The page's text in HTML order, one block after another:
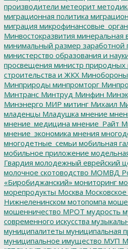
производители метеорит
миграционная политика
миграция
Минвостокразвития минеральная
минимальный размер заработной
министерство образования и
просвещения министр природных
строительства и ЖКХ
Минприроды минпромторг
Минтранс Минтруд Минфин
Минэнерго МИР митинг Михаил
младенцы Младушка мнение
мнение_медицина мнение_Райт
мнение_экономика мнения
многодетные_семьи мобильная
мобильное приложение
Гвардия молодежный еврейский
молочное скотоводство МОМВД
«Биробиджанский» мониторинг
морепродукты Москва
Нижнеленинском мотопомпа
мошенничество МРОТ мудрость
современного искусства
муниципалитеты муниципальная
муниципальное имущество МУП